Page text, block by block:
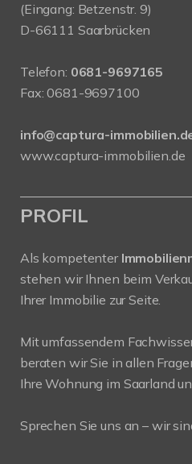
(Eingang: Betzenstr. 9)
D-66111 Saarbrücken
Telefon: 0681-9697165
Fax: 0681-9697100
info@captura-
www.captura-immobilien.de
PROFIL
Als kompetenter
stehen wir Ihnen beim
Ihrer Immobilie zur Seite.
Mit umfassendem
beraten wir Sie in allen
Ihre Wohnung im Saarland
Sprechen Sie uns an – wir